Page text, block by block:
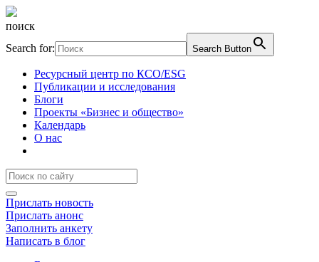
поиск
Search for:
Search Button
Ресурсный центр по КСО/ESG
Публикации и исследования
Блоги
Проекты «Бизнес и общество»
Календарь
О нас
Прислать новость
Прислать анонс
Заполнить анкету
Написать в блог